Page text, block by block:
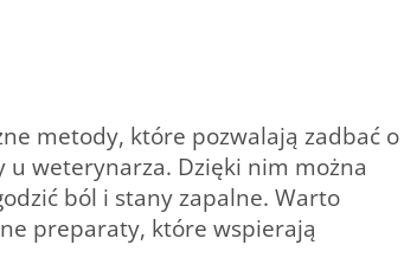
metody, które pozwalają zadbać o
u weterynarza. Dzięki nim można
ból i stany zapalne. Warto
preparaty, które wspierają